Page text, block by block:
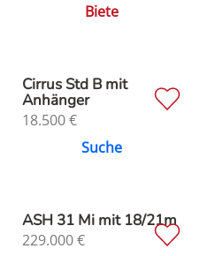
Biete
Cirrus Std B mit
Anhänger
18.500€
Suche
ASH 31 Mi mit 18/21m
229.000€